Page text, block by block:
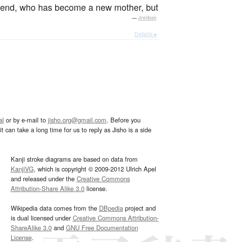
who has become a new mother, but
— Jreibun
Details ▸
or by e-mail to jisho.org@gmail.com. Before you
take a long time for us to reply as Jisho is a side
Kanji stroke diagrams are based on data from
KanjiVG, which is copyright © 2009-2012 Ulrich Apel
and released under the Creative Commons
Attribution-Share Alike 3.0license.
Wikipedia data comes from the DBpediaproject and
is dual licensed underCreative Commons Attribution-
ShareAlike 3.0and GNU Free Documentation
License.